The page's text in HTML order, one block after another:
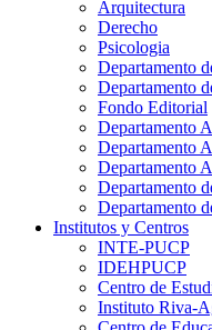
Arquitectura
Derecho
Psicologia
Departamento
Departamento
Fondo Editorial
Departamento
Departamento
Departamento
Departamento
Departamento
Institutos y Centros
INTE-PUCP
IDEHPUCP
Centro de
Instituto Riva-